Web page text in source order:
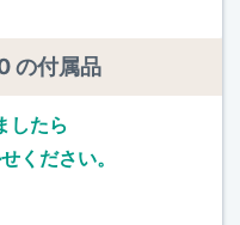
の付属品
したら
ください。